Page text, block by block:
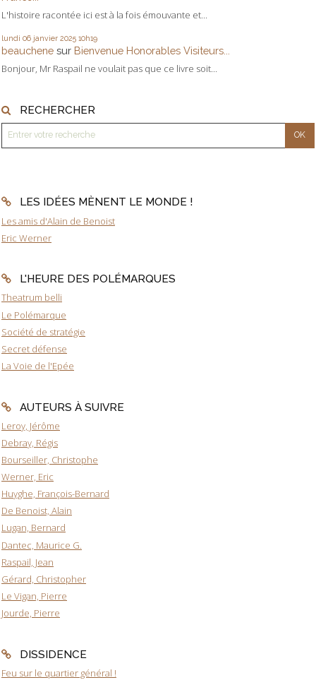
L'histoire racontée ici est à la fois émouvante et...
lundi 06 janvier 2025 10h19
beauchene sur Bienvenue Honorables Visiteurs...
Bonjour, Mr Raspail ne voulait pas que ce livre soit...
RECHERCHER
LES IDÉES MÈNENT LE MONDE !
Les amis d'Alain de Benoist
Eric Werner
L'HEURE DES POLÉMARQUES
Theatrum belli
Le Polémarque
Société de stratégie
Secret défense
La Voie de l'Epée
AUTEURS À SUIVRE
Leroy, Jérôme
Debray, Régis
Bourseiller, Christophe
Werner, Eric
Huyghe, François-Bernard
De Benoist, Alain
Lugan, Bernard
Dantec, Maurice G.
Raspail, Jean
Gérard, Christopher
Le Vigan, Pierre
Jourde, Pierre
DISSIDENCE
Feu sur le quartier général !